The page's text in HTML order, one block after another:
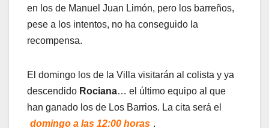
en los de Manuel Juan Limón, pero los barreños,
pese a los intentos, no ha conseguido la
recompensa.
El domingo los de la Villa visitarán al colista y ya
descendido Rociana… el último equipo al que
han ganado los de Los Barrios. La cita será el
domingo a las 12:00 horas .